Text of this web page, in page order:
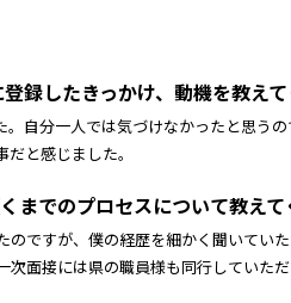
録したきっかけ、動機を教えて
自分一人では気づけなかったと思う
と感じました。
でのプロセスについて教えて
ですが、僕の経歴を細かく聞いてい
面接には県の職員様も同行していただ